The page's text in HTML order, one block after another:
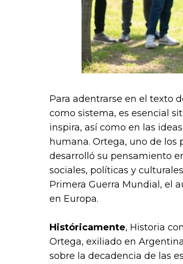
Para adentrarse en el texto
como sistema, es esencial
inspira, así como en las
humana. Ortega, uno de los
desarrolló su pensamiento
sociales, políticas y
Primera Guerra Mundial, el
en Europa.
Históricamente, Historia
Ortega, exiliado en
sobre la decadencia de las